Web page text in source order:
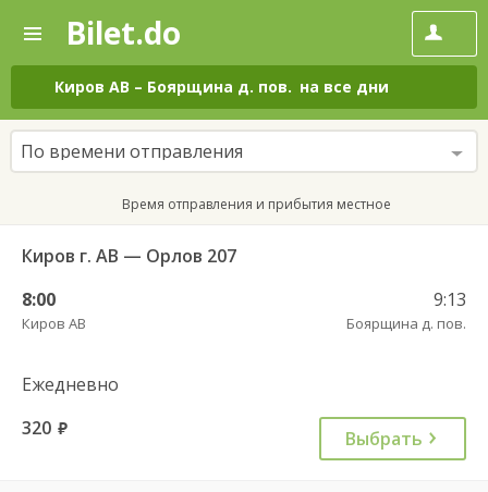
—
Поиск
и
покупка
билетов
на
автобус
онлайн
Bilet.do
Киров АВ – Боярщина д. пов. на все дни
По времени отправления
Время отправления и прибытия местное
Киров г. АВ — Орлов 207
8:00
Киров АВ
9:13
Боярщина д. пов.
Ежедневно
320 руб. Выбрать